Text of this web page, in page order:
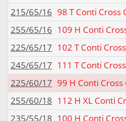
215/65/16 98 T Conti Cross
255/65/16 109 H Conti
225/65/17 102 T Conti
245/65/17 111 T Conti
225/60/17 99 H Conti
255/60/18 112 H XL Conti
235/55/18 100 H Conti